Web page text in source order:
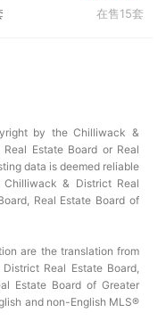
在售15套
by the Chilliwack &
Estate Board or Real
data is deemed reliable
& District Real
Real Estate Board of
are the translation from
Real Estate Board,
Estate Board of Greater
and non-English MLS®